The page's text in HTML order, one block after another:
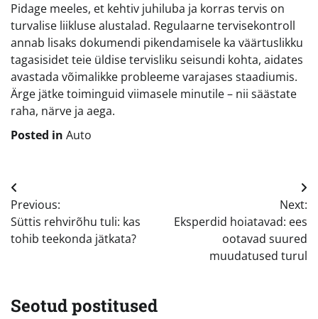
Pidage meeles, et kehtiv juhiluba ja korras tervis on
turvalise liikluse alustalad. Regulaarne tervisekontroll
annab lisaks dokumendi pikendamisele ka väärtuslikku
tagasisidet teie üldise tervisliku seisundi kohta, aidates
avastada võimalikke probleeme varajases staadiumis.
Ärge jätke toiminguid viimasele minutile – nii säästate
raha, närve ja aega.
Posted in Auto
Navigeerimine
Previous:
Süttis rehvirõhu tuli: kas
tohib teekonda jätkata?
Next:
Eksperdid hoiatavad: ees
ootavad suured
muudatused turul
Seotud postitused